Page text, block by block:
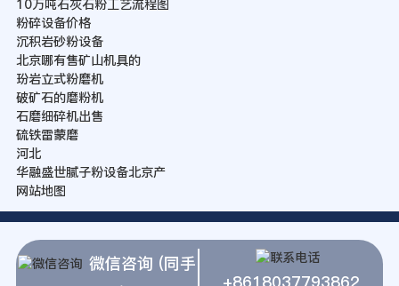
10万吨石灰石粉工艺流程图
粉碎设备价格
沉积岩砂粉设备
北京哪有售矿山机具的
玢岩立式粉磨机
破矿石的磨粉机
石磨细碎机出售
硫铁雷蒙磨
河北
华融盛世腻子粉设备北京产
网站地图
微信咨询 (同手